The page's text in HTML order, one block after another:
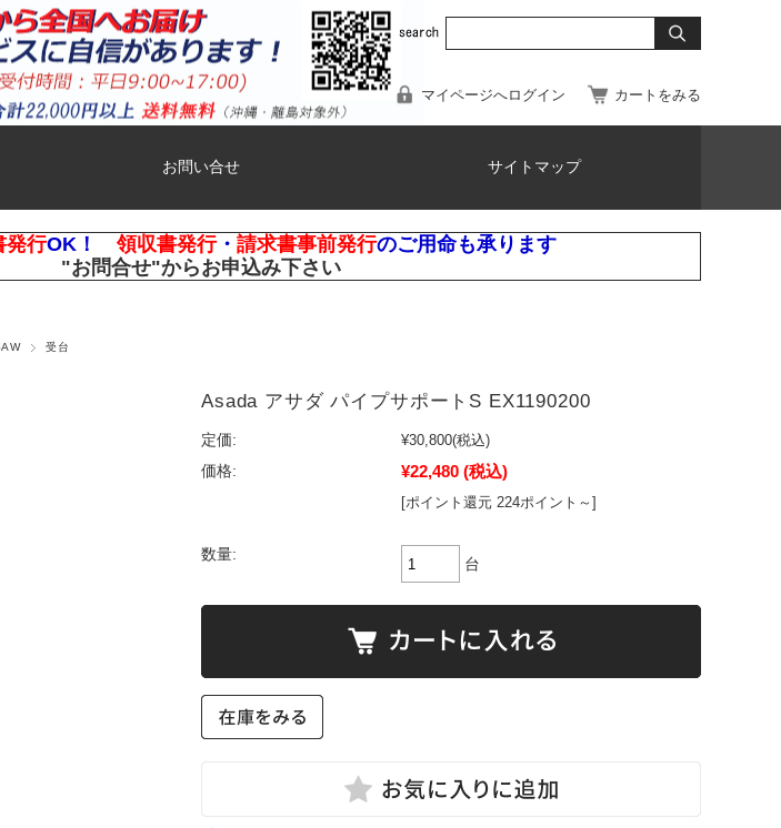
マイページへログイン カートをみる
お問い合せ サイトマップ
発行OK！ 領収書発行・ 請求書事前発行のご用命も承ります
"お問合せ"からお申込み下さい
受台
Asada アサダ パイプサポートS EX1190200
定価: ¥30,800(税込)
価格:
¥22,480 (税込)
[ポイント還元 224ポイント～]
数量:
台